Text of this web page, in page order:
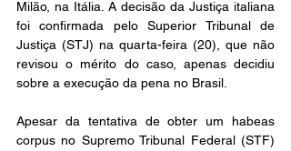
Milão, na Itália. A decisão da Justiça italiana
foi confirmada pelo Superior Tribunal de
Justiça (STJ) na quarta-feira (20), que não
revisou o mérito do caso, apenas decidiu
sobre a execução da pena no Brasil.
Apesar da tentativa de obter um habeas
corpus no Supremo Tribunal Federal (STF)